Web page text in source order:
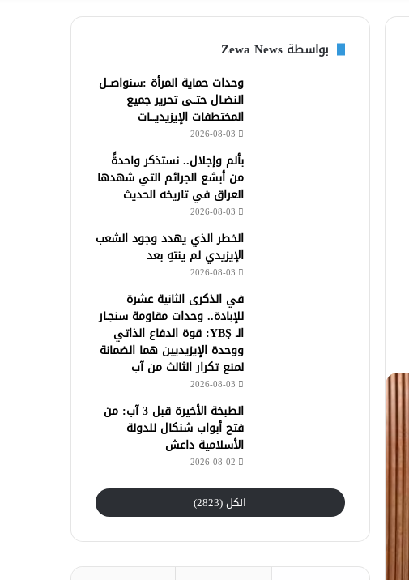
بواسطة Zewa News
وحدات حماية المرأة :سنواصــل
النضـال حتــى تحرير جميع
المختطفات الإيزيديـــات
2026-08-03
بألم وإجلال.. نستذكر واحدةً
من أبشع الجرائم التي شهدها
العراق في تاريخه الحديث
2026-08-03
الخطر الذي يهدد وجود الشعب
الإيزيدي لم ينتهِ بعد
2026-08-03
في الذكرى الثانية عشرة
للإبادة.. وحدات مقاومة سنجـار
الـ YBŞ: قوة الدفاع الذاتي
ووحدة الإيزيديين هما الضمانة
لمنع تكرار الثالث من آب
2026-08-03
الطبخة الأخيرة قبل 3 آب: من
فتح أبواب شنكال للدولة
الأسلامية داعش
2026-08-02
الكل (2823)